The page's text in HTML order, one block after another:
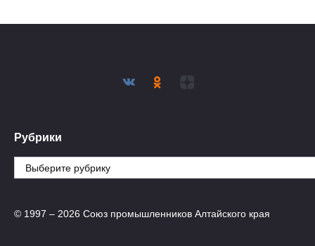
Рубрики
Рубрики
© 1997 – 2026 Союз промышленников Алтайского края